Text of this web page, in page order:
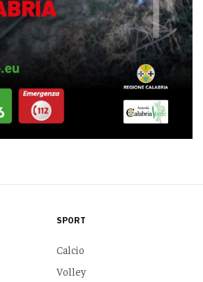
SPORT
Calcio
Volley